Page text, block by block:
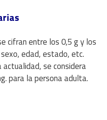
cifran entre los 0,5 g y los
edad, estado, etc.
se considera
para la persona adulta.